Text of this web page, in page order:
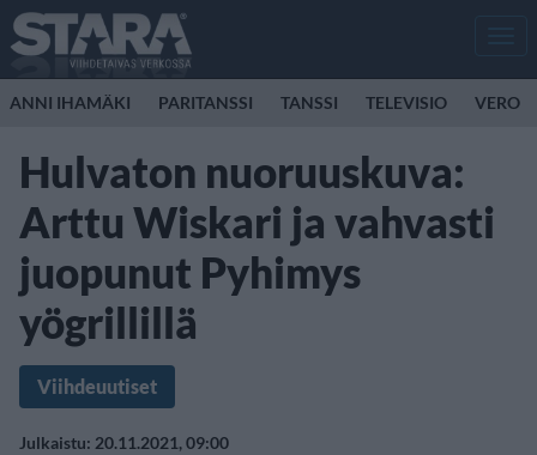
ANNI IHAMÄKI PARITANSSI TANSSI TELEVISIO VERO
Hulvaton nuoruuskuva:
Arttu Wiskari ja vahvasti
juopunut Pyhimys
yögrillillä
Viihdeuutiset
Julkaistu: 20.11.2021, 09:00